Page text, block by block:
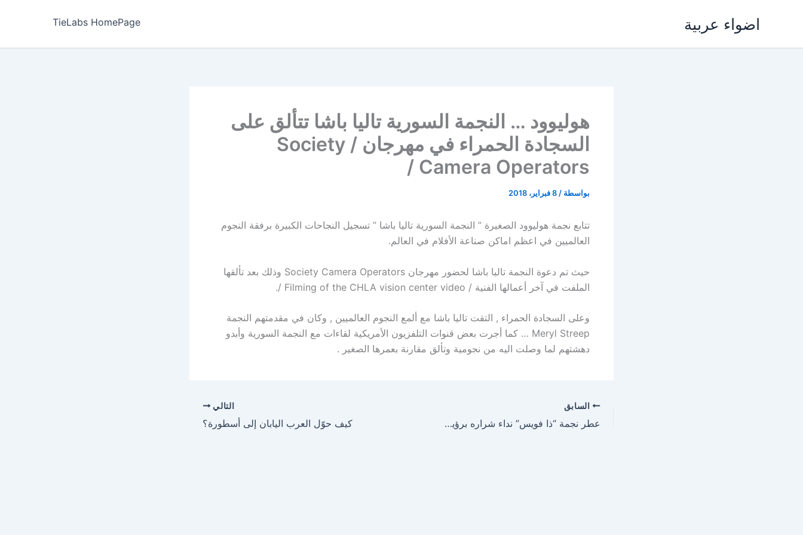
اضواء عربية TieLabs HomePage
هوليوود … النجمة السورية تاليا باشا تتألق على
السجادة الحمراء في مهرجان / Society
Camera Operators /
بواسطة / 8 فبراير، 2018
تتابع نجمة هوليوود الصغيرة ” النجمة السورية تاليا باشا ” تسجيل النجاحات الكبيرة برفقة النجوم
العالميين في اعظم اماكن صناعة الأفلام في العالم.
حيث تم دعوة النجمة تاليا باشا لحضور مهرجان Society Camera Operators وذلك بعد تألقها
الملفت في آخر أعمالها الفنية / Filming of the CHLA vision center video /.
وعلى السجادة الحمراء , التقت تاليا باشا مع ألمع النجوم العالميين , وكان في مقدمتهم النجمة
Meryl Streep … كما أجرت بعض قنوات التلفزيون الأمريكية لقاءات مع النجمة السورية وأبدو
دهشتهم لما وصلت اليه من نجومية وتألق مقارنة بعمرها الصغير .
السابق
عطر نجمة “ذا فويس” نداء شراره برؤية الموزع الموسيقي جان ماري رياشي… في بيروت
التالي
كيف حوّل العرب اليابان إلى أسطورة؟